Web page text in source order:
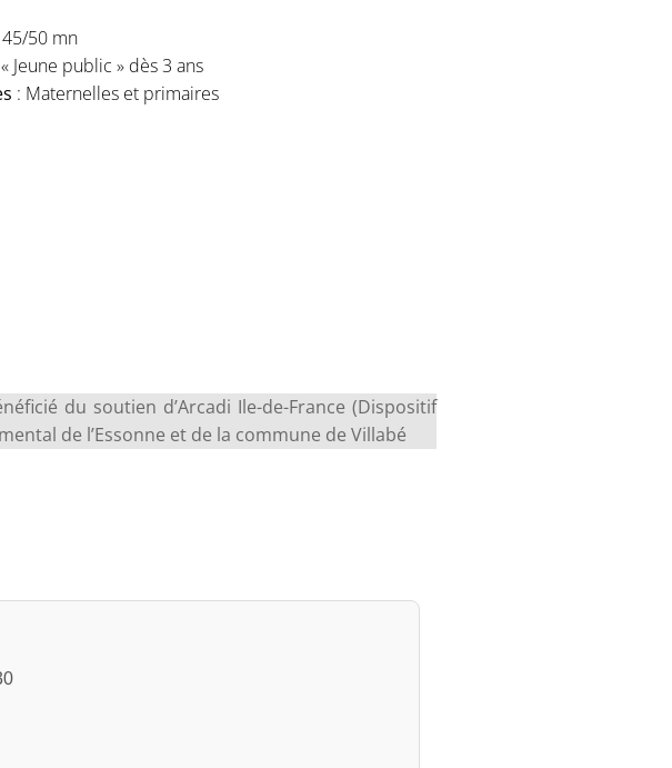
45/50 mn
Jeune public » dès 3 ans
: Maternelles et primaires
du soutien d’Arcadi Ile-de-France (Dispositif
de l’Essonne et de la commune de Villabé